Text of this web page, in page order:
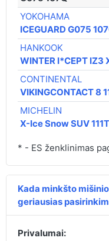
YOKOHAMA
ICEGUARD G075
HANKOOK
WINTER I*CEPT IZ3
CONTINENTAL
VIKINGCONTACT 8
MICHELIN
X-Ice Snow SUV
* - ES ženklinimas
Kada minkšto
geriausias
Privalumai: